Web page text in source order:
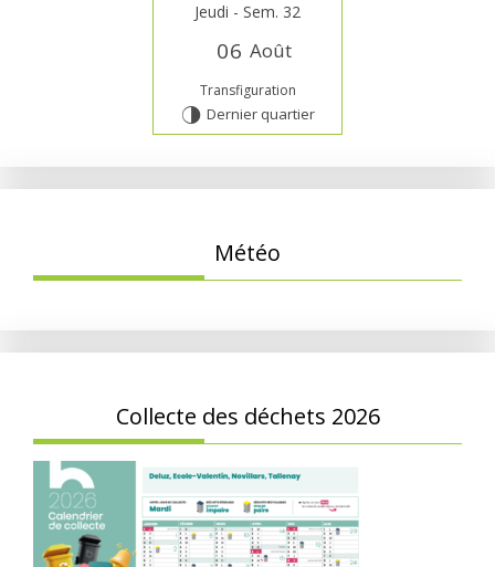
Jeudi - Sem. 32
06 Août
Transfiguration
T Dernier quartier
Météo
Collecte des déchets 2026